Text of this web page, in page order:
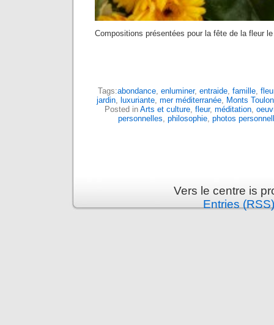
Compositions présentées pour la fête de la fleur
Tags:abondance enluminer, entraide famille
jardin luxuriante mer méditerranée Monts
Posted in Arts et culture fleur, méditation
personnelles philosophie, photos
Vers le centre is
Entries (RSS)